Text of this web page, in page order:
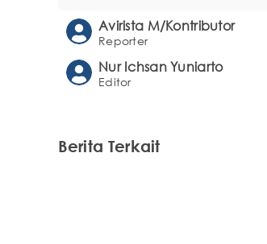
Avirista M/Kontributor
Reporter
Nur Ichsan Yuniarto
Editor
Berita Terkait